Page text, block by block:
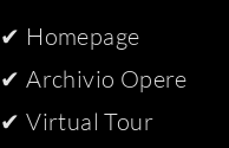
✔ Homepage
✔ Archivio Opere​
✔ Virtual Tour